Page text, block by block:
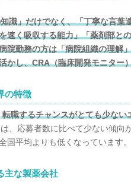
識」だけでなく、「丁寧な言
速く吸収する能力」「薬剤部と
院勤務の方は「病院組織の理解
かし、CRA（臨床開発モニター
の特徴
転職するチャンスがとても少ない
は、応募者数に比べて少ない傾向
国平均よりも低くなっています。
主な製薬会社